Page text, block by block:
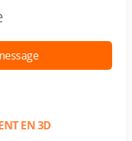
EN 3D